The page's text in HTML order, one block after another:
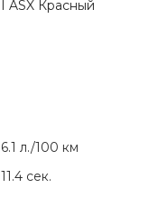
6.1 л./100 км
11.4 сек.